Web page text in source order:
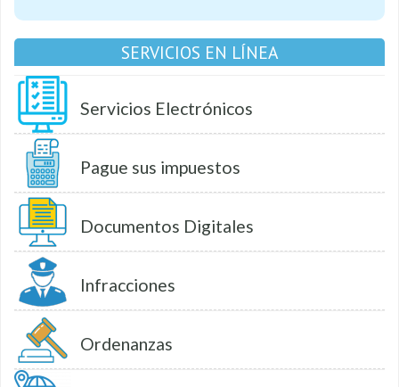
SERVICIOS EN LÍNEA
Servicios Electrónicos
Pague sus impuestos
Documentos Digitales
Infracciones
Ordenanzas